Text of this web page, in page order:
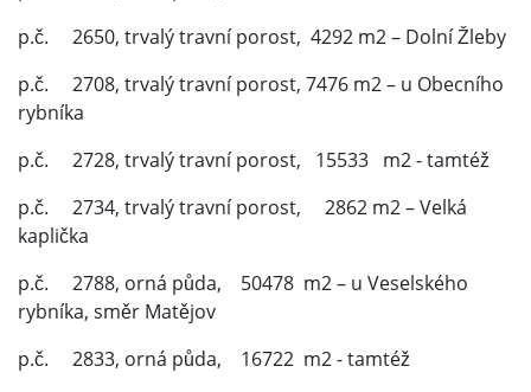
p.č. 2650, trvalý travní porost, 4292 m2 – Dolní Žleby
p.č. 2708, trvalý travní porost, 7476 m2 – u Obecního
rybníka
p.č. 2728, trvalý travní porost, 15533 m2 - tamtéž
p.č. 2734, trvalý travní porost, 2862 m2 – Velká
kaplička
p.č. 2788, orná půda, 50478 m2 – u Veselského
rybníka, směr Matějov
p.č. 2833, orná půda, 16722 m2 - tamtéž